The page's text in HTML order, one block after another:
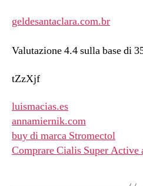
geldesantaclara.com.br
Valutazione4.4sulla base di
tZzXjf
luismacias.es
annamiernik.com
buy di marca Stromectol
Comprare Cialis Super Active